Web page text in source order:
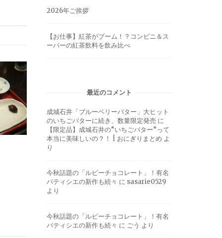
2026年ご挨拶
【お仕事】紅茶がブーム！？コンビニ＆ス
ーパーの紅茶飲料を飲み比べ
最近のコメント
成城石井「ブルーベリーバター」大ヒット
のいちごバターに続き、数量限定発売 に
【限定品】成城石井の“いちごバター”って
本当に美味しいの？！ | おにぎりまとめ よ
り
今秋話題の「ルビーチョコレート」！有名
パティシエの新作も続々 に sasarie0529
より
今秋話題の「ルビーチョコレート」！有名
パティシエの新作も続々 に ごう より